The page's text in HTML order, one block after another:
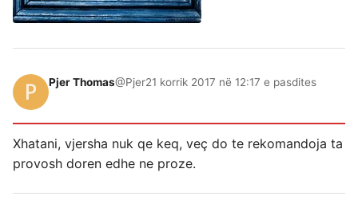
Pjer Thomas@Pjer21 korrik 2017 në 12:17 e pasdites
Xhatani, vjersha nuk qe keq, veç do te rekomandoja ta
provosh doren edhe ne proze.